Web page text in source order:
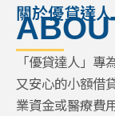
關於優貸達人
「優貸達人」
又安心的小額借
業資金或醫療費